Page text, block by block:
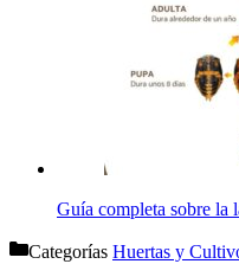
Guía completa sobre
Categorías Huertas y